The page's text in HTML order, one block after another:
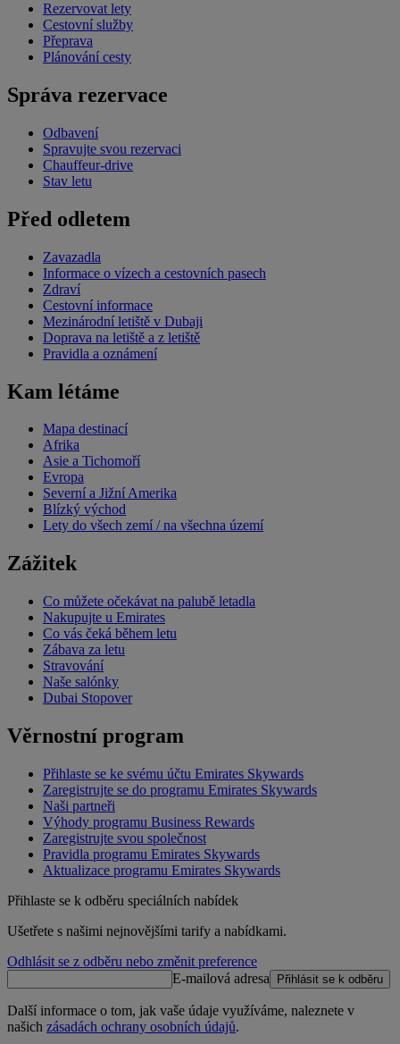
Rezervovat lety
Cestovní služby
Přeprava
Plánování cesty
Správa rezervace
Odbavení
Spravujte svou rezervaci
Chauffeur-drive
Stav letu
Před odletem
Zavazadla
Informace o vízech a cestovních pasech
Zdraví
Cestovní informace
Mezinárodní letiště v Dubaji
Doprava na letiště a z letiště
Pravidla a oznámení
Kam létáme
Mapa destinací
Afrika
Asie a Tichomoří
Evropa
Severní a Jižní Amerika
Blízký východ
Lety do všech zemí / na všechna území
Zážitek
Co můžete očekávat na palubě letadla
Nakupujte u Emirates
Co vás čeká během letu
Zábava za letu
Stravování
Naše salónky
Dubai Stopover
Věrnostní program
Přihlaste se ke svému účtu Emirates Skywards
Zaregistrujte se do programu Emirates Skywards
Naši partneři
Výhody programu Business Rewards
Zaregistrujte svou společnost
Pravidla programu Emirates Skywards
Aktualizace programu Emirates Skywards
Přihlaste se k odběru speciálních nabídek
Ušetřete s našimi nejnovějšími tarify a nabídkami.
Odhlásit se z odběru nebo změnit preference
E-mailová adresa
Přihlásit se k odběru
Další informace o tom, jak vaše údaje využíváme, naleznete v
našich zásadách ochrany osobních údajů.